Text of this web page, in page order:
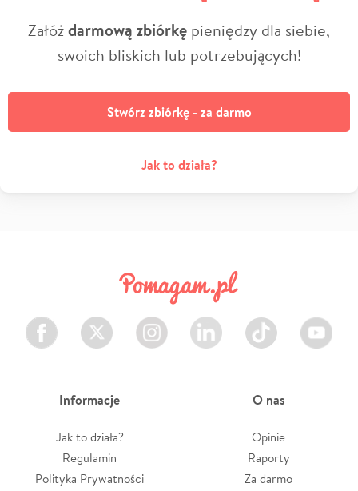
Załóżdarmową zbiórkę pieniędzy dla siebie,
swoich bliskich lub potrzebujących!
Stwórz zbiórkę - za darmo
Jak to działa?
Facebook Twitter Instagram LinkedIn TikTok Youtube
Informacje
Jak to działa?
Regulamin
Polityka Prywatności
O nas
Opinie
Raporty
Za darmo